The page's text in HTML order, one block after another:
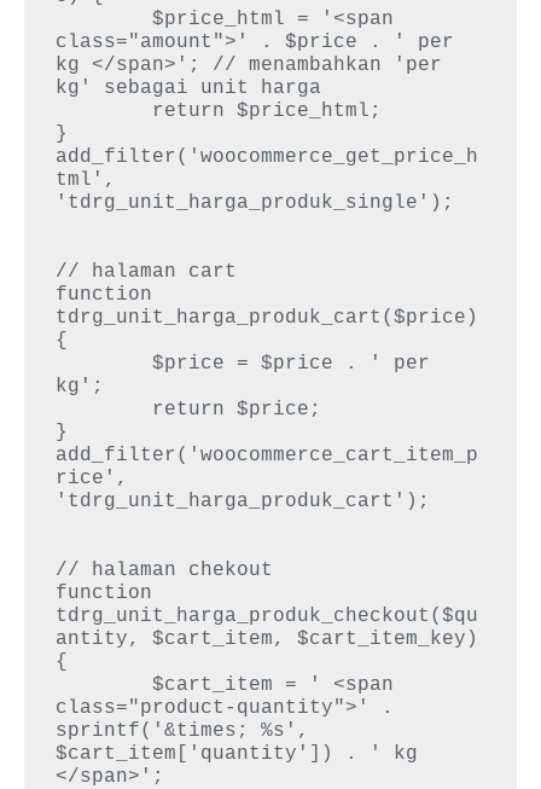
class="amount">' . $price . ' per
kg </span>'; // menambahkan 'per
kg' sebagai unit harga
}
add_filter('woocommerce_get_price_h
tml',
'tdrg_unit_harga_produk_single');
// halaman cart
function
tdrg_unit_harga_produk_cart($price)
{
kg';
}
add_filter('woocommerce_cart_item_p
rice',
'tdrg_unit_harga_produk_cart');
// halaman chekout
function
tdrg_unit_harga_produk_checkout($qu
antity, $cart_item, $cart_item_key)
{
class="product-quantity">' .
sprintf('&times; %s',
$cart_item['quantity']) . ' kg
</span>';